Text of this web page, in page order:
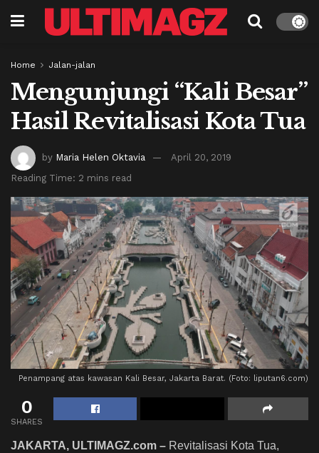
Home Jalan-jalan
Mengunjungi “Kali Besar”
Hasil Revitalisasi Kota Tua
by Maria Helen Oktavia
April 20, 2019
Reading Time: 2 mins read
Penampang atas kawasan Kali Besar, Jakarta Barat. (Foto: liputan6.com)
0
SHARES
JAKARTA, ULTIMAGZ.com – Revitalisasi Kota Tua,